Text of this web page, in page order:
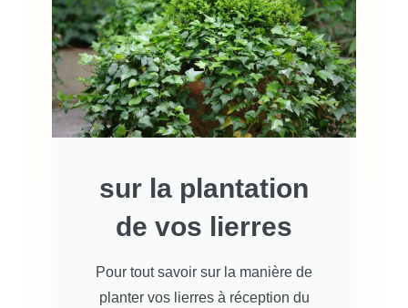
sur la plantation
de vos lierres
Pour tout savoir sur la manière de
planter vos lierres à réception du